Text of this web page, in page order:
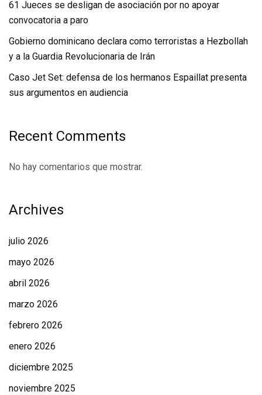
61 Jueces se desligan de asociación por no apoyar
convocatoria a paro
Gobierno dominicano declara como terroristas a Hezbollah
y a la Guardia Revolucionaria de Irán
Caso Jet Set: defensa de los hermanos Espaillat presenta
sus argumentos en audiencia
Recent Comments
No hay comentarios que mostrar.
Archives
julio 2026
mayo 2026
abril 2026
marzo 2026
febrero 2026
enero 2026
diciembre 2025
noviembre 2025